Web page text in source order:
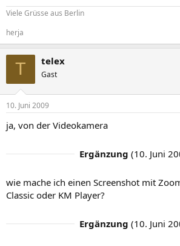
Viele Grüsse aus Berlin
herja
T telex
Gast
10. Juni 2009
ja, von der Videokamera
Ergänzung (10. Juni
wie mache ich einen Screenshot mit
Classic oder KM Player?
Ergänzung (10. Juni